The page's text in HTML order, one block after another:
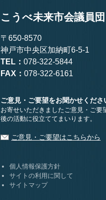
こうべ未来市会議員団
〒650-8570
神戸市中央区加納町6-5-1
TEL： 078-322-5844
FAX： 078-322-6161
ご意見・ご要望をお聞かせくださ
お寄せいただきましたご意見・ご要
後の活動に役立ててまいります。
ご意見・ご要望はこちらから
個人情報保護方針
サイトの利用に関して
サイトマップ